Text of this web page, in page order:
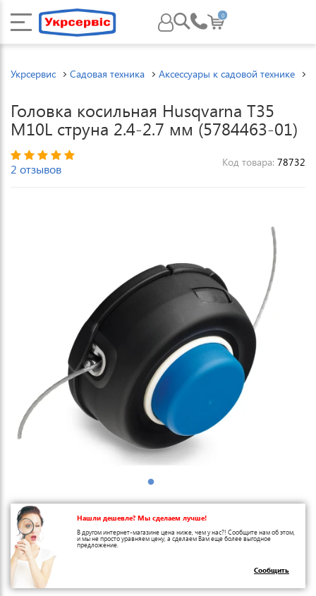
0
Укрсервис Садовая техника Аксессуары к садовой технике
Головка косильная Husqvarna T35
M10L струна 2.4-2.7 мм (5784463-01)
2 отзывов Код товара: 78732
Нашли дешевле? Мы сделаем лучше!
В другом интернет-магазине цена ниже, чем у нас?! Сообщите нам об этом,
и мы не просто уравняем цену, а сделаем Вам еще более выгодное
предложение.
Сообщить